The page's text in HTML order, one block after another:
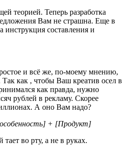
теорией. Теперь разработка
Вам не страшна. Еще в
составления и
и всё же, по-моему мнению,
как , чтобы Ваш креатив осел в
как правда, нужно
рублей в рекламу. Скорее
А оно Вам надо?
+ [Продукт]
во рту, а не в руках.